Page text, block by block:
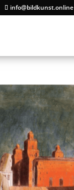
info@bildkunst.online